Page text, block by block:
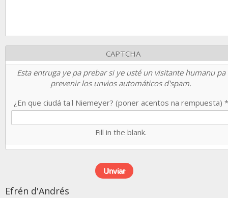
CAPTCHA
Esta entruga ye pa prebar si ye usté un visitante humanu pa
prevenir los unvios automáticos d'spam.
¿En que ciudá ta'l Niemeyer? (poner acentos na rempuesta) *
Fill in the blank.
Efrén d'Andrés